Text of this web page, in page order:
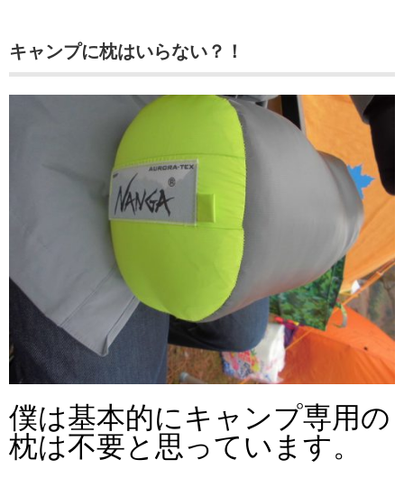
キャンプに枕はいらない？！
僕は基本的にキャンプ専用の
枕は不要と思っています。